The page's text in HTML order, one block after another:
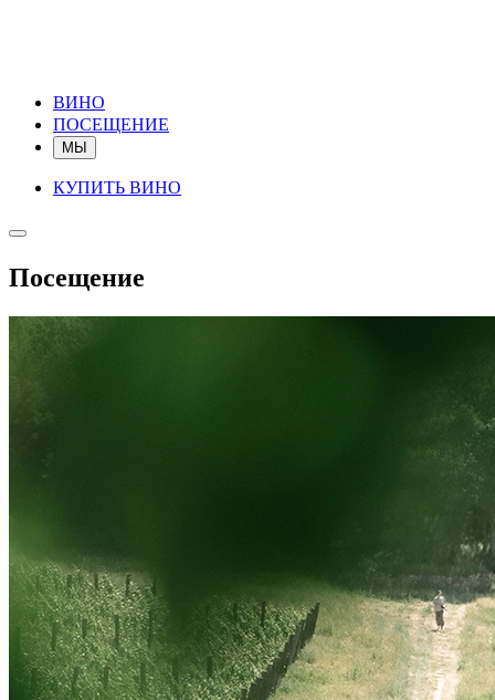
ВИНО
ПОСЕЩЕНИЕ
МЫ
КУПИТЬ ВИНО
Посещение